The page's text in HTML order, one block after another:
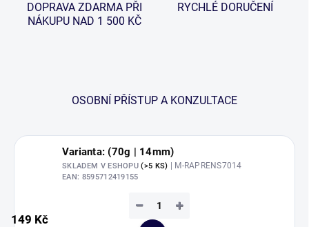
DOPRAVA ZDARMA PŘI
NÁKUPU NAD 1 500 KČ
RYCHLÉ DORUČENÍ
OSOBNÍ PŘÍSTUP A KONZULTACE
Varianta: (70g | 14mm)
SKLADEM V ESHOPU(>5 KS) | M-RAPRENS7014
EAN: 8595712419155
149 Kč
+
−